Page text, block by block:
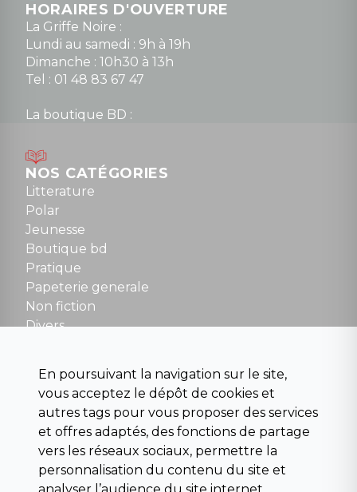
HORAIRES D'OUVERTURE
La Griffe Noire :
Lundi au samedi : 9h à 19h
Dimanche : 10h30 à 13h
Tel : 01 48 83 67 47
La boutique BD :
Mardi au samedi : 10h à 13h / 14h à 19h
Dimanche : 10h30 à 12h30
Tel : 01 48 89 13 88
NOUS CONTACTER
contact@la-griffe-noire.com
NOS CATÉGORIES
Litterature
Polar
Jeunesse
Boutique bd
Pratique
Papeterie generale
Non fiction
Divers
Para scolaire
Histoire
Pochoteque
Pleiade
En poursuivant la navigation sur le site,
vous acceptez le dépôt de cookies et
autres tags pour vous proposer des services
et offres adaptés, des fonctions de partage
vers les réseaux sociaux, permettre la
personnalisation du contenu du site et